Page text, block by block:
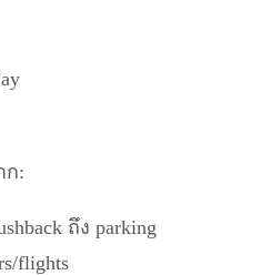
ก:
ถึง parking
flights